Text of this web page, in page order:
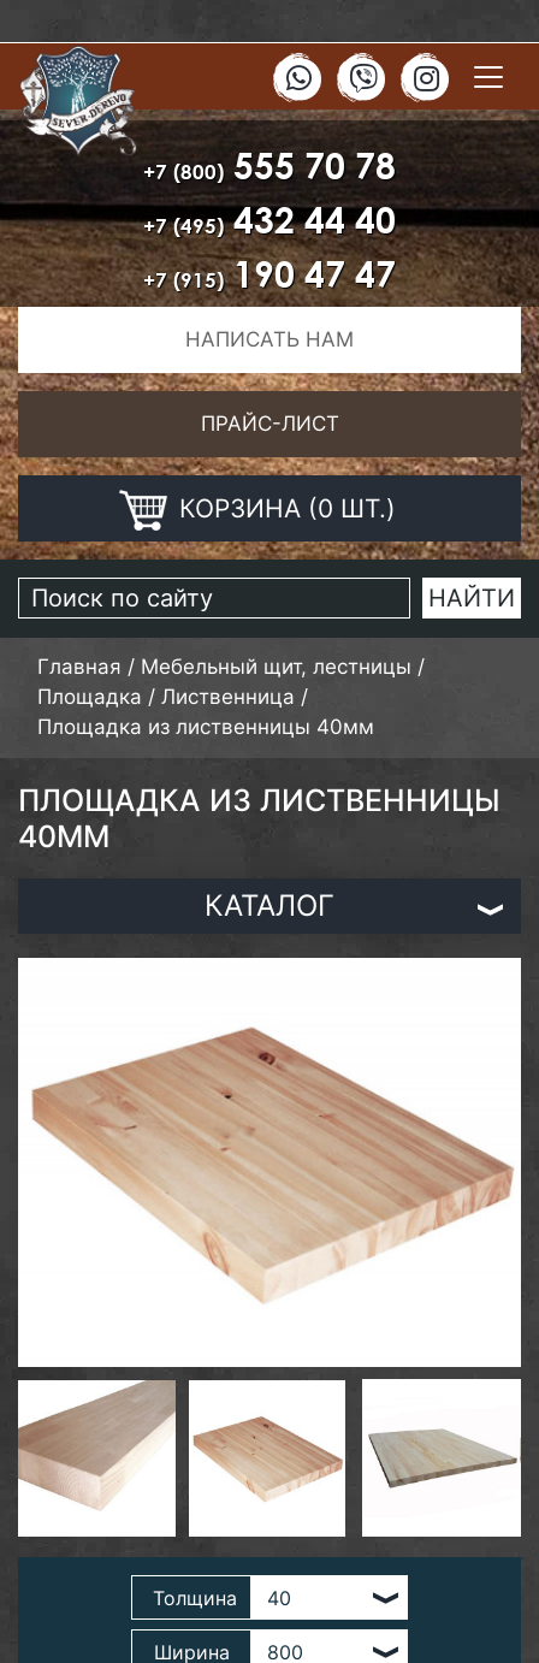
+7 (800) 555 70 78
+7 (495)432 44 40
+7 (915)190 47 47
НАПИСАТЬ НАМ
ПРАЙС-ЛИСТ
КОРЗИНА (0 ШТ.)
Главная / Мебельный щит, лестницы /
Площадка / Лиственница /
Площадка из лиственницы 40мм
ПЛОЩАДКА ИЗ ЛИСТВЕННИЦЫ
40ММ
КАТАЛОГ
Толщина
Ширина